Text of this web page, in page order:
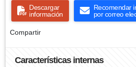
Descargar
información
Recomendar
por correo
Compartir
Características internas